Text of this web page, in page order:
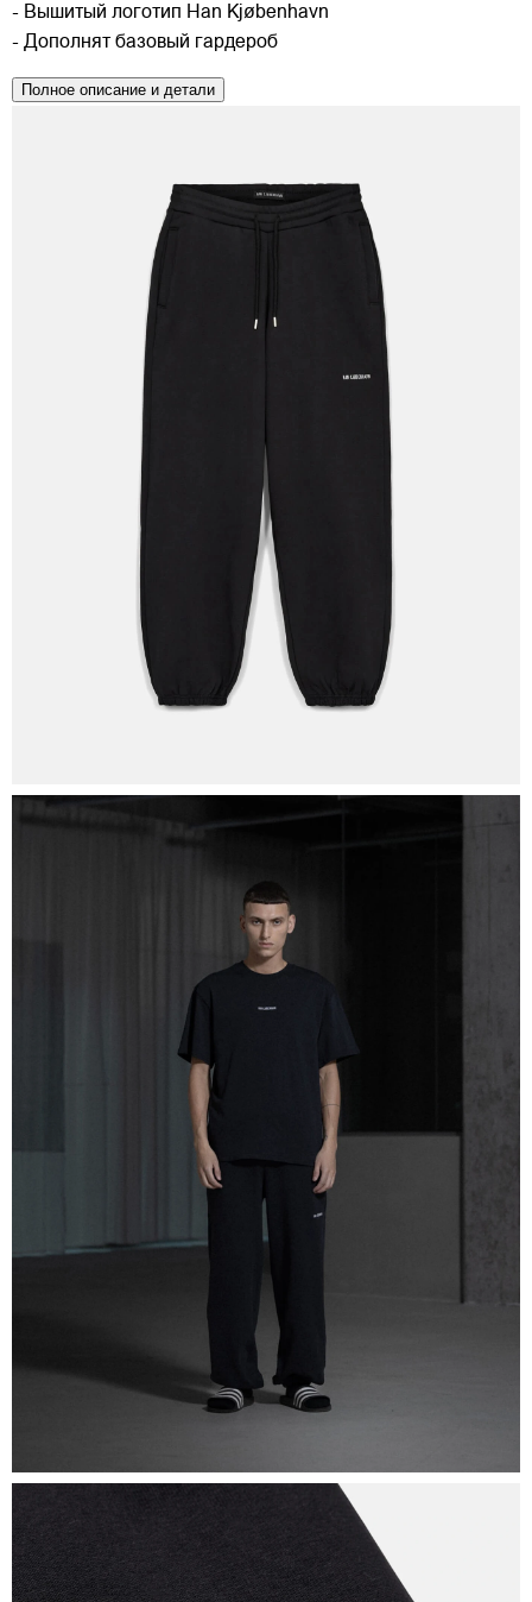
- Вышитый логотип Han Kjøbenhavn
- Дополнят базовый гардероб
Полное описание и детали